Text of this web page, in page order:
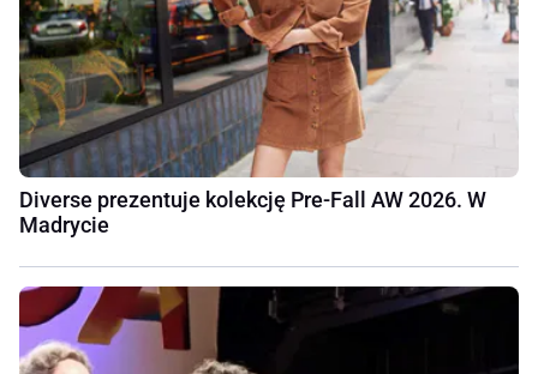
Diverse prezentuje kolekcję Pre-Fall AW 2026. W
Madrycie